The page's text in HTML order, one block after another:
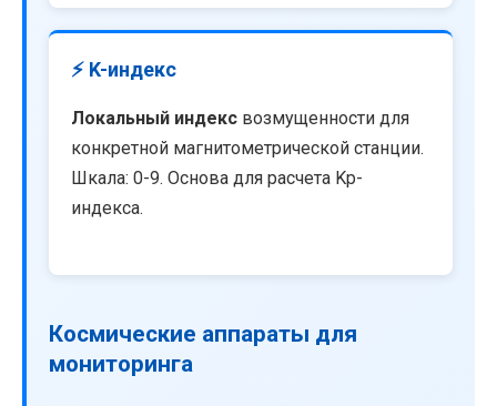
⚡ K-индекс
Локальный индекс возмущенности для
конкретной магнитометрической станции.
Шкала: 0-9. Основа для расчета Kp-
индекса.
Космические аппараты для
мониторинга